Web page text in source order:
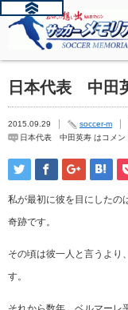
日本代表 中田
2015.09.29 soccer-m
日本代表 中田英寿 はコメン
私が最初に彼を目にしたの
奇跡です。
その頃は彼一人と言うより
す。